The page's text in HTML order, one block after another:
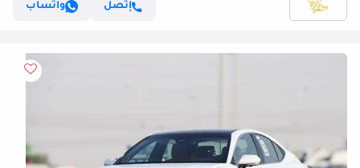
إتصل واتساب